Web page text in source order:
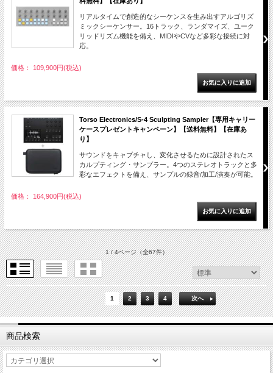
リアルタイムで創造的なシーケンスを生み出すアルゴリズ
ミックシーケンサー。16トラック、ランダマイズ、ユーク
リッドリズム機能を備え、MIDIやCVなど多彩な接続に対
応。
価格： 109,900円(税込)
Torso Electronics/S-4 Sculpting Sampler【専用キャリー
ケースプレゼントキャンペーン】【送料無料】【在庫あ
り】
サウンドをキャプチャし、変化させるために設計されたス
カルプティング・サンプラー。4つのステレオトラックと多
彩なエフェクトを備え、サンプルの録音/加工/演奏が可能。
価格： 164,900円(税込)
1 / 4ページ（全67件）
1 2 3 4 次へ
商品検索